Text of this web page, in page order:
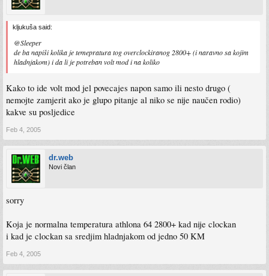
kljukuša said:
@Sleeper
de ba napiši kolika je temepratura tog overclockiranog 2800+ (i naravno sa kojim
hladnjakom) i da li je potreban volt mod i na koliko
Kako to ide volt mod jel povecajes napon samo ili nesto drugo (
nemojte zamjerit ako je glupo pitanje al niko se nije naučen rodio)
kakve su posljedice
Feb 4, 2005
dr.web
Novi član
sorry
Koja je normalna temperatura athlona 64 2800+ kad nije clockan
i kad je clockan sa sredjim hladnjakom od jedno 50 KM
Feb 4, 2005